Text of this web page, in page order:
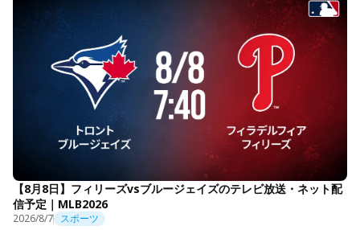
【8月8日】フィリーズvsブルージェイズのテレビ放送・ネット配
信予定｜MLB2026
2026/8/7 スポーツ